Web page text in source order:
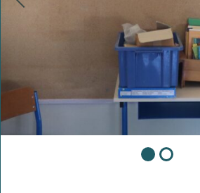
Ajouter les
Transmettre sa
d'intérêt
Exporter sa liste